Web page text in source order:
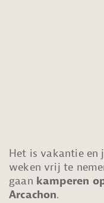
Het is vakantie en
weken vrij te
gaan kamperen
Arcachon.